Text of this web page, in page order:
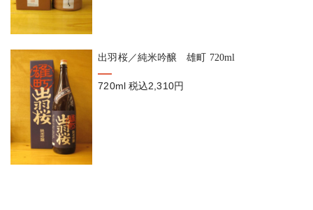
出羽桜／純米吟醸 雄町 720ml
720ml 税込2,310円